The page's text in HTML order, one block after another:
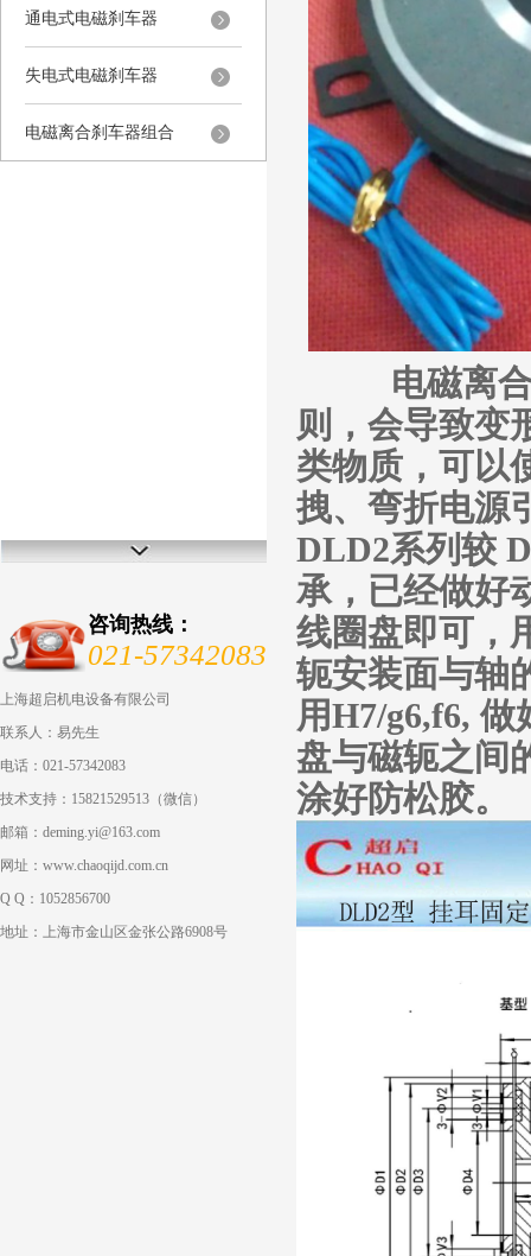
通电式电磁刹车器
失电式电磁刹车器
电磁离合刹车器组合
咨询热线：
021-57342083
上海超启机电设备有限公司
联系人：易先生
电话：021-57342083
技术支持：15821529513（微信）
邮箱：deming.yi@163.com
网址：www.chaoqijd.com.cn
Q Q：1052856700
地址：上海市金山区金张公路6908号
电磁离合器
则，会导致变
类物质，可以
拽、弯折电源
DLD2系列 较
承，已经做好
线圈盘即可，
轭安装面与轴
用H7/g6,f6,
盘与磁轭之间
涂好防松胶。